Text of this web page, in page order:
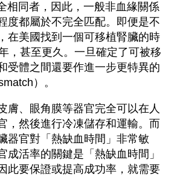
相同者，因此，一般非血緣關係
度都屬於不完全匹配。即便是不
在美國找到一個可移植腎臟的時
，甚至更久。一旦確定了可被移
受體之間還要作進一步更特異的
）。
膚、眼角膜等器官完全可以在人
，然後進行冷凍儲存和運輸。而
器官對「熱缺血時間」非常敏
成活率的關鍵是「熱缺血時間」
此要保證或提高成功率，就需要